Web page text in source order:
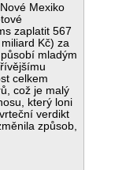
Mexiko
zaplatit 567
Kč) za
mladým
celkem
což je malý
který loni
verdikt
způsob,